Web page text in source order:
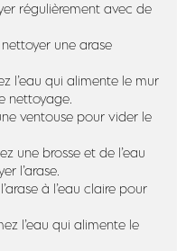
régulièrement avec de
une arase
l’eau qui alimente le mur
nettoyage.
ventouse pour vider le
une brosse et de l’eau
l’arase.
à l’eau claire pour
l’eau qui alimente le